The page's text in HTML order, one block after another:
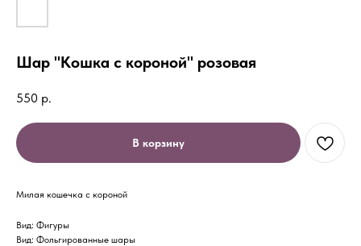
Шар "Кошка с короной" розовая
550 р.
В корзину
Милая кошечка с короной
Вид: Фигуры
Вид: Фольгированные шары